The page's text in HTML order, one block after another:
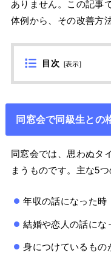
ありません。この記事
体例から、その改善方
目次 [表示]
同窓会で同級生との
同窓会では、思わぬタ
まうものです。主な5
年収の話になった時
結婚や恋人の話にな
身につけているもの